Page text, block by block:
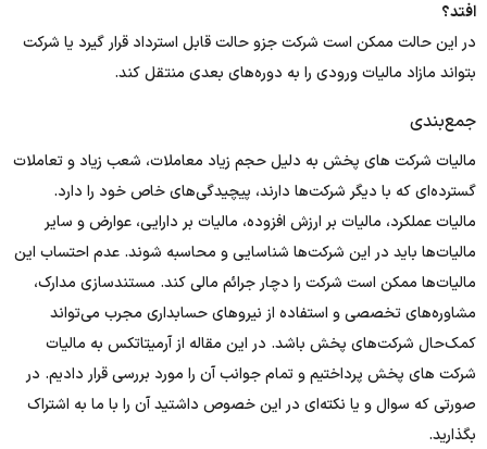
افتد؟
در این حالت ممکن است شرکت جزو حالت قابل استرداد قرار گیرد یا شرکت
بتواند مازاد مالیات ورودی را به دوره‌های بعدی منتقل کند.
جمع‌بندی
مالیات شرکت های پخش به دلیل حجم زیاد معاملات، شعب زیاد و تعاملات
گسترده‌ای که با دیگر شرکت‌ها دارند، پیچیدگی‌های خاص خود را دارد.
مالیات عملکرد، مالیات بر ارزش افزوده، مالیات بر دارایی، عوارض و سایر
مالیات‌ها باید در این شرکت‌ها شناسایی و محاسبه شوند. عدم احتساب این
مالیات‌ها ممکن است شرکت را دچار جرائم مالی کند. مستندسازی مدارک،
مشاوره‌های تخصصی و استفاده از نیروهای حسابداری مجرب می‌تواند
کمک‌حال شرکت‌های پخش باشد. در این مقاله از آرمیتاتکس به مالیات
شرکت های پخش پرداختیم و تمام جوانب آن را مورد بررسی قرار دادیم. در
صورتی که سوال و یا نکته‌ای در این خصوص داشتید آن را با ما به اشتراک
بگذارید.